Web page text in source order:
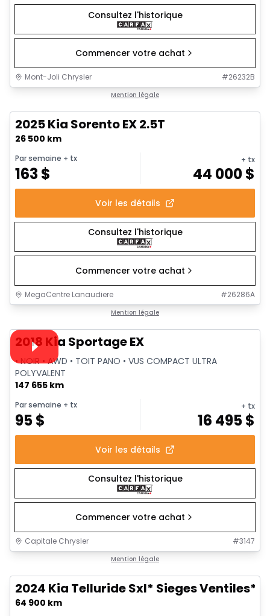
Consultez l'historique
Commencer votre achat
Mont-Joli Chrysler #26232B
Mention légale
2025 Kia Sorento EX 2.5T
26 500 km
Par semaine + tx
163$
+ tx
44 000$
Voir les détails
Consultez l'historique
Commencer votre achat
MegaCentre Lanaudiere #26286A
Mention légale
Vidéo disponible
2018 Kia Sportage EX
• NOIR • AWD • TOIT PANO • VUS COMPACT ULTRA
POLYVALENT
147 655 km
Par semaine + tx
95$
+ tx
16 495$
Voir les détails
Consultez l'historique
Commencer votre achat
Capitale Chrysler #3147
Mention légale
2024 Kia Telluride Sxl* Sieges
64 900 km